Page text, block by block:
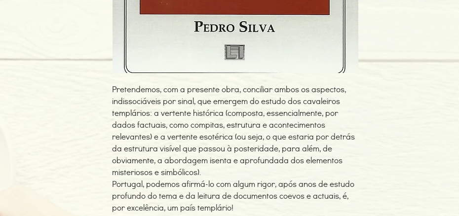
Pretendemos, com a presente obra, conciliar ambos os aspectos,
indissociáveis por sinal, que emergem do estudo dos cavaleiros
templários: a vertente histórica (composta, essencialmente, por
dados factuais, como compitas, estrutura e acontecimentos
relevantes) e a vertente esotérica (ou seja, o que estaria por detrás
da estrutura visível que passou à posteridade, para além, de
obviamente, a abordagem isenta e aprofundada dos elementos
misteriosos e simbólicos).
Portugal, podemos afirmá-lo com algum rigor, após anos de estudo
profundo do tema e da leitura de documentos coevos e actuais, é,
por excelência, um país templário!